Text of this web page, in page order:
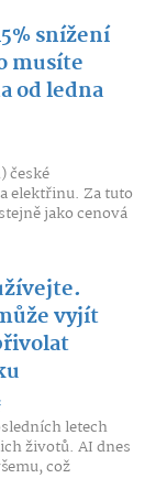
snížení
musíte
od ledna
české
elektřinu. Za tuto
jako cenová
vyjít
letech
životů. AI dnes
což